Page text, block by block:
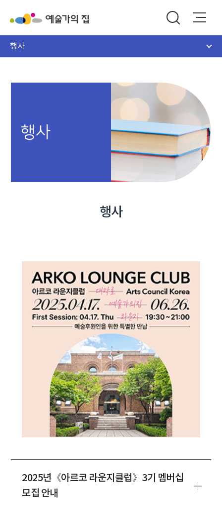
행사
행사
행사
2025년《아르코 라운지클럽》3기 멤버십
모집 안내